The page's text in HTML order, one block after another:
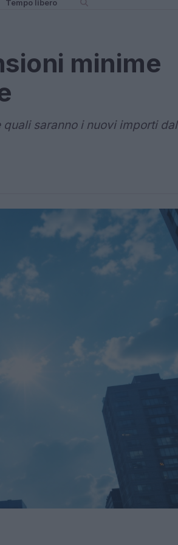
Tempo libero
minime
saranno i nuovi importi dal